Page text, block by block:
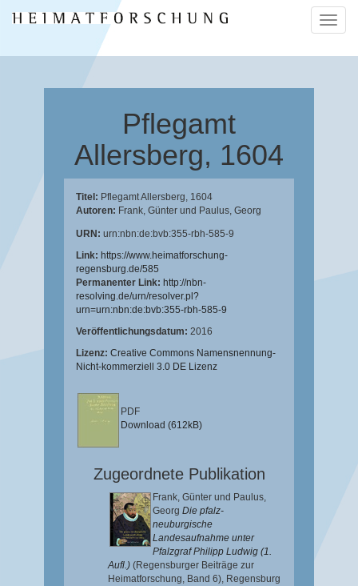
ein-/
Pflegamt
Allersberg, 1604
Titel: Pflegamt Allersberg, 1604
Autoren: Frank, Günter und Paulus, Georg
URN: urn:nbn:de:bvb:355-rbh-585-9
Link: https://www.heimatforschung-
regensburg.de/585
Permanenter Link: http://nbn-
resolving.de/urn/resolver.pl?
urn=urn:nbn:de:bvb:355-rbh-585-9
Veröffentlichungsdatum: 2016
Lizenz: Creative Commons Namensnennung-
Nicht-kommerziell 3.0 DE Lizenz
PDF
Download (612kB)
Zugeordnete Publikation
Frank, Günter und Paulus,
Georg Die pfalz-
neuburgische
Landesaufnahme unter
Pfalzgraf Philipp Ludwig (1.
Aufl.) (Regensburger Beiträge zur
Heimatforschung, Band 6), Regensburg